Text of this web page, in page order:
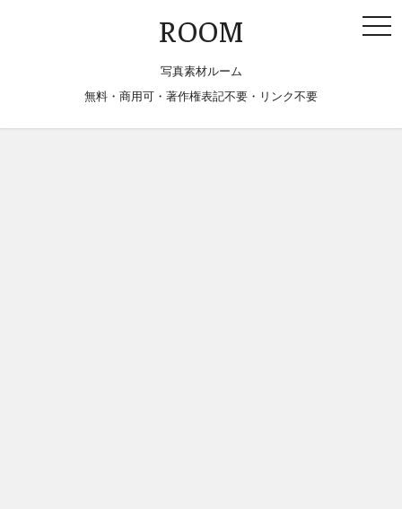
ROOM
写真素材ルーム
無料・商用可・著作権表記不要・リンク不要